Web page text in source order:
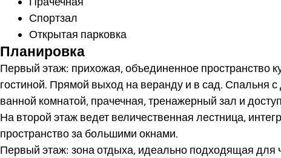
Спортзал
Открытая парковка
Планировка
Первый этаж: прихожая, объединенное пространство
гостиной. Прямой выход на веранду и в сад. Спальня
ванной комнатой, прачечная, тренажерный зал и
На второй этаж ведет величественная лестница,
пространство за большими окнами.
Первый этаж: зона отдыха, идеально подходящая для